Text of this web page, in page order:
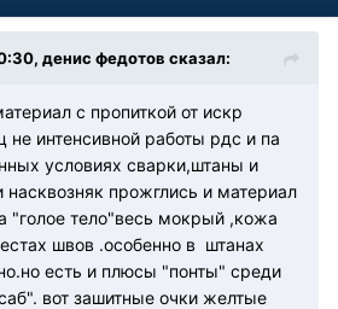
денис федотов сказал:
с пропиткой от искр
не интенсивной работы рдс и па
условиях сварки,штаны и
прожглись и материал
"голое тело"весь мокрый ,кожа
швов .особенно в штанах
есть и плюсы "понты" среди
вот зашитные очки желтые